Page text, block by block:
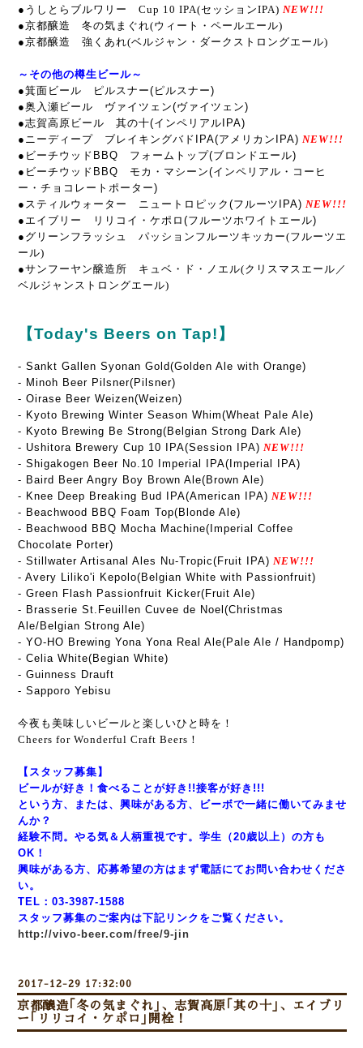
●うしとらブルワリー Cup 10 IPA(セッションIPA) NEW!!!
●京都醸造 冬の気まぐれ(ウィート・ペールエール)
●京都醸造 強くあれ(ベルジャン・ダークストロングエール)
～その他の樽生ビール～
●箕面ビール ピルスナー(ピルスナー)
●奥入瀬ビール ヴァイツェン(ヴァイツェン)
●志賀高原ビール 其の十(インペリアルIPA)
●ニーディープ ブレイキングバドIPA(アメリカンIPA) NEW!!!
●ビーチウッドBBQ フォームトップ(ブロンドエール)
●ビーチウッドBBQ モカ・マシーン(インペリアル・コーヒ
ー・チョコレートポーター)
●スティルウォーター ニュートロピック(フルーツIPA) NEW!!!
●エイブリー リリコイ・ケポロ(フルーツホワイトエール)
●グリーンフラッシュ パッションフルーツキッカー(フルーツエ
ール)
●サンフーヤン醸造所 キュベ・ド・ノエル(クリスマスエール／
ベルジャンストロングエール)
【Today's Beers on Tap!】
- Sankt Gallen Syonan Gold(Golden Ale with Orange)
- Minoh Beer Pilsner(Pilsner)
- Oirase Beer Weizen(Weizen)
- Kyoto Brewing Winter Season Whim(Wheat Pale Ale)
- Kyoto Brewing Be Strong(Belgian Strong Dark Ale)
- Ushitora Brewery Cup 10 IPA(Session IPA) NEW!!!
- Shigakogen Beer No.10 Imperial IPA(Imperial IPA)
- Baird Beer Angry Boy Brown Ale(Brown Ale)
- Knee Deep Breaking Bud IPA(American IPA) NEW!!!
- Beachwood BBQ Foam Top(Blonde Ale)
- Beachwood BBQ Mocha Machine(Imperial Coffee
Chocolate Porter)
- Stillwater Artisanal Ales Nu-Tropic(Fruit IPA) NEW!!!
- Avery Liliko'i Kepolo(Belgian White with Passionfruit)
- Green Flash Passionfruit Kicker(Fruit Ale)
- Brasserie St.Feuillen Cuvee de Noel(Christmas
Ale/Belgian Strong Ale)
- YO-HO Brewing Yona Yona Real Ale(Pale Ale / Handpomp)
- Celia White(Begian White)
- Guinness Drauft
- Sapporo Yebisu
今夜も美味しいビールと楽しいひと時を！
Cheers for Wonderful Craft Beers！
【スタッフ募集】
ビールが好き！食べることが好き!!接客が好き!!!
という方、または、興味がある方、ビーボで一緒に働いてみませ
んか？
経験不問。やる気＆人柄重視です。学生（20歳以上）の方も
OK！
興味がある方、応募希望の方はまず電話にてお問い合わせくださ
い。
TEL：03-3987-1588
スタッフ募集のご案内は下記リンクをご覧ください。
http://vivo-beer.com/free/9-jin
2017-12-29 17:32:00
京都醸造｢冬の気まぐれ｣、志賀高原｢其の十｣、エイブリ
ー｢リリコイ・ケポロ｣開栓！